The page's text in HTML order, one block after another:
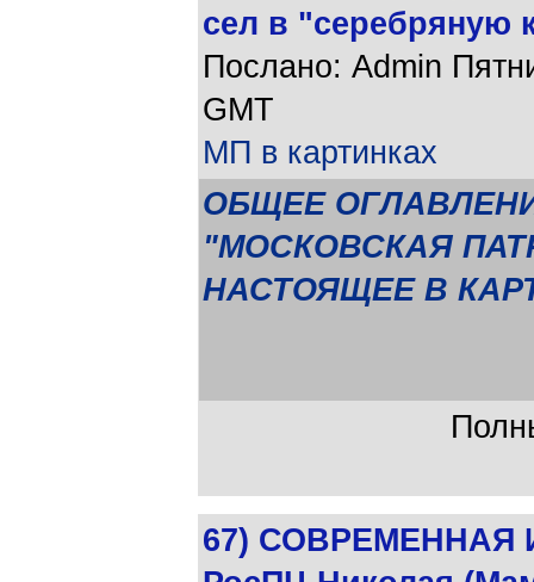
сел в "серебряную
Послано: Admin
GMT
МП в картинках
ОБЩЕЕ
"МОСКОВСКАЯ
НАСТОЯЩЕЕ В
67) СОВРЕМЕННАЯ